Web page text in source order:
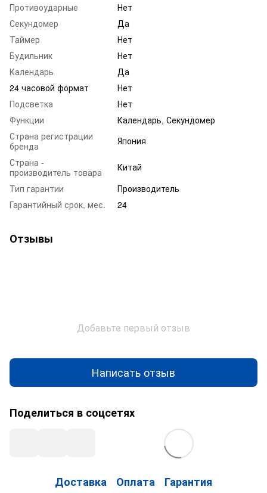
Противоударные
Нет
Секундомер
Да
Таймер
Нет
Будильник
Нет
Календарь
Да
24 часовой формат
Нет
Подсветка
Нет
Функции
Календарь, Секундомер
Страна регистрации
бренда
Япония
Страна -
производитель товара
Китай
Тип гарантии
Производитель
Гарантийный срок, мес.
24
Отзывы
Добавьте первый отзыв
Написать отзыв
Поделиться в соцсетях
Доставка Оплата Гарантия